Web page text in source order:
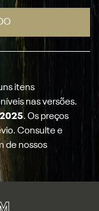
itens
nas versões.
. Os preços
Consulte e
de nossos